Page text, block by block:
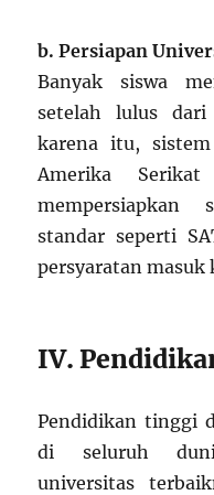
b. Persiapan
Banyak siswa
setelah lulus dari
karena itu,
Amerika
mempersiapkan
standar seperti
persyaratan masuk
IV.
Pendidikan tinggi
di seluruh
universitas